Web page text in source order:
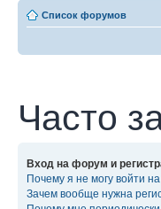
Список форумов
Часто
Вход на форум и
Почему я не могу войти
Зачем вообще нужна